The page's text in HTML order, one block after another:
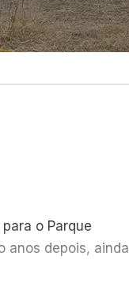
o Parque
anos depois, ainda